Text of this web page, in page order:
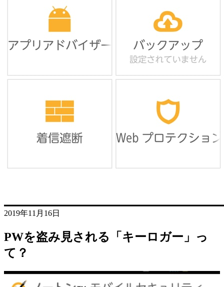
2019年11月16日
PWを盗み見される「キーロガー」っ
て？